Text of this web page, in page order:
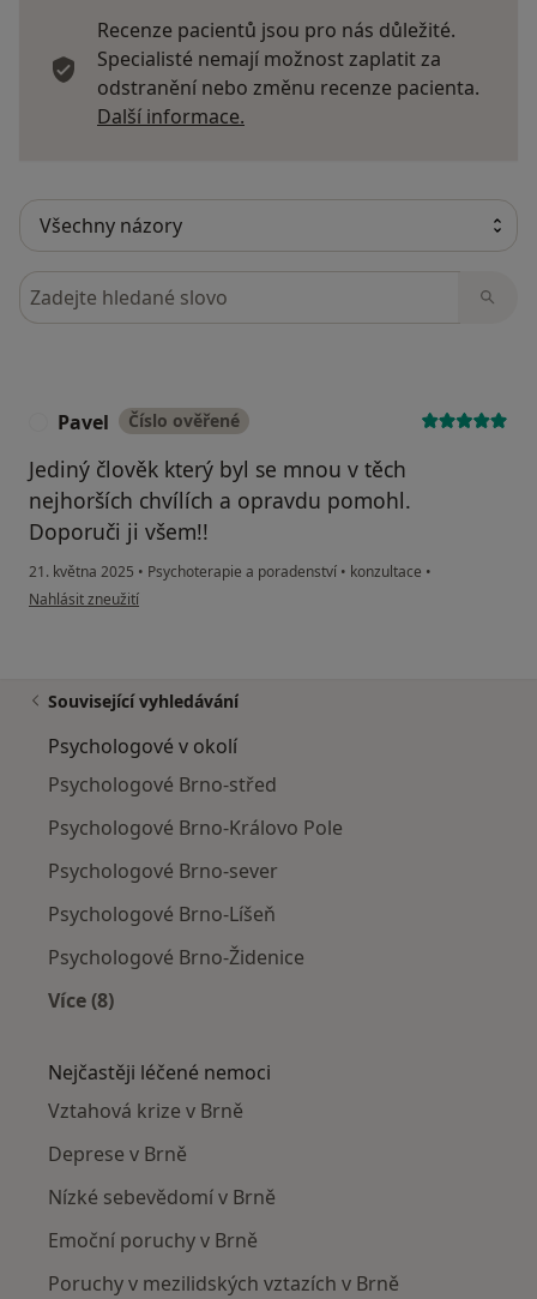
Recenze pacientů jsou pro nás důležité.
Specialisté nemají možnost zaplatit za
odstranění nebo změnu recenze pacienta.
Další informace.
Hledejte v názorech
Pavel Číslo ověřené
Jediný člověk který byl se mnou v těch
nejhorších chvílích a opravdu pomohl.
Doporuči ji všem!!
21. května 2025 • Psychoterapie a poradenství • konzultace •
podle názoru uživatele Pavel
Nahlásit zneužití
Související vyhledávání
Psychologové v okolí
Psychologové Brno-střed
Psychologové Brno-Královo Pole
Psychologové Brno-sever
Psychologové Brno-Líšeň
Psychologové Brno-Židenice
Více (8)
Nejčastěji léčené nemoci
Vztahová krize v Brně
Deprese v Brně
Nízké sebevědomí v Brně
Emoční poruchy v Brně
Poruchy v mezilidských vztazích v Brně